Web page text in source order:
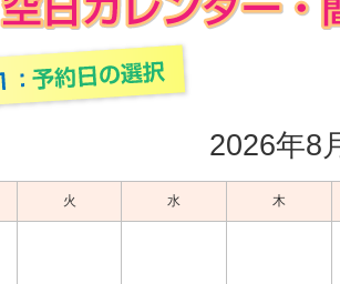
2026年8
火 水 木